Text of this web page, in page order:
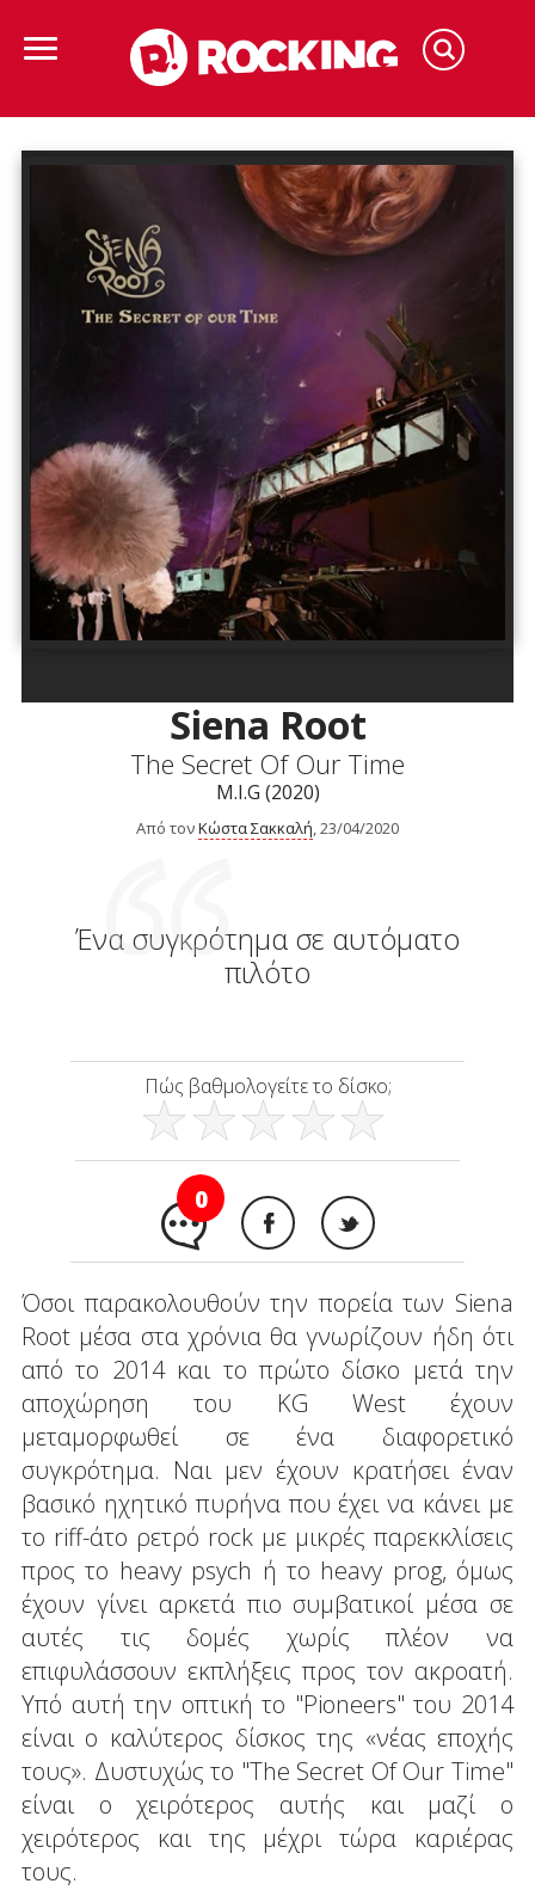
Siena Root
The Secret Of Our Time
M.I.G (2020)
Από τονΚώστα Σακκαλή, 23/04/2020
Ένα συγκρότημα σε αυτόματο
πιλότο
Πώς βαθμολογείτε το δίσκο;
0
Όσοι παρακολουθούν την πορεία των Siena
Root μέσα στα χρόνια θα γνωρίζουν ήδη ότι
από το 2014 και το πρώτο δίσκο μετά την
αποχώρηση του KG West έχουν
μεταμορφωθεί σε ένα διαφορετικό
συγκρότημα. Ναι μεν έχουν κρατήσει έναν
βασικό ηχητικό πυρήνα που έχει να κάνει με
το riff-άτο ρετρό rock με μικρές παρεκκλίσεις
προς το heavy psych ή το heavy prog, όμως
έχουν γίνει αρκετά πιο συμβατικοί μέσα σε
αυτές τις δομές χωρίς πλέον να
επιφυλάσσουν εκπλήξεις προς τον ακροατή.
Υπό αυτή την οπτική το "Pioneers" του 2014
είναι ο καλύτερος δίσκος της «νέας εποχής
τους». Δυστυχώς το "The Secret Of Our Time"
είναι ο χειρότερος αυτής και μαζί ο
χειρότερος και της μέχρι τώρα καριέρας
τους.